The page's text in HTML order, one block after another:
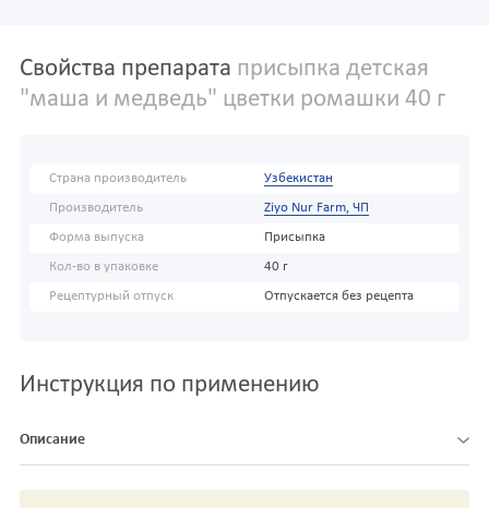
Свойства препарата присыпка детская
"маша и медведь" цветки ромашки 40 г
Страна производитель Узбекистан
Производитель Ziyo Nur Farm, ЧП
Форма выпуска Присыпка
Кол-во в упаковке 40 г
Рецептурный отпуск Отпускается без рецепта
Инструкция по применению
Описание